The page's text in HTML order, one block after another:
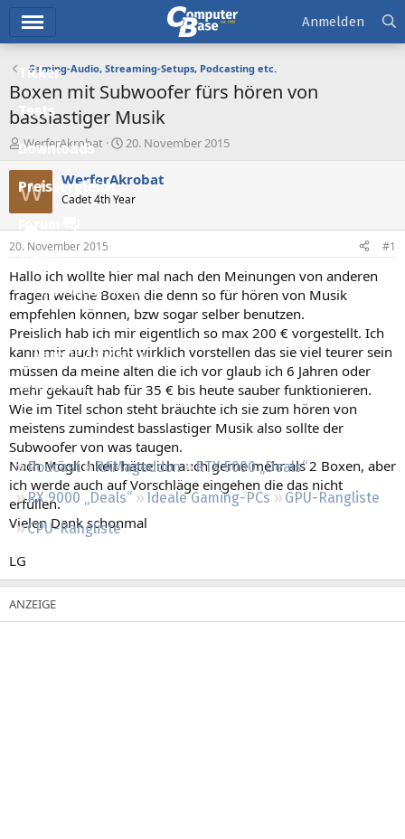
Ticker
Tests
Downloads
Preisvergleich
Forum
Aktuelles
Empfohlene Inhalte
Neue Beiträge
Neueste Aktivitäten
Leserartikel
Regeln
Podcast RAMageddon
RTX 5000 „Deals“
RX 9000 „Deals“
Ideale Gaming-PCs
GPU-Rangliste
CPU-Rangliste
Anmelden
Gaming-Audio, Streaming-Setups, Podcasting etc.
Boxen mit Subwoofer fürs hören von
basslastiger Musik
E
r
s
t
e
r
WerferAkrobat
E
s
e
t
a
20. November 2015
W WerferAkrobat
Cadet 4th Year
20. November 2015 #1
Hallo ich wollte hier mal nach den Meinungen von anderen
fragen welche Boxen die denn so für hören von Musik
empfehlen können, bzw sogar selber benutzen.
Preislich hab ich mir eigentlich so max 200 € vorgestellt. Ich
kann mir auch nicht wirklich vorstellen das sie viel teurer sein
müssen da meine alten die ich vor glaub ich 6 Jahren oder
mehr gekauft hab für 35 € bis heute sauber funktionieren.
Wie im Titel schon steht bräuchte ich sie zum hören von
meistens zumindest basslastiger Musik also sollte der
Subwoofer von was taugen.
Nach Möglichkeit hätte ich auch gerne mehr als 2 Boxen, aber
ich werde auch auf Vorschläge eingehen die das nicht
erfüllen.
Vielen Dank schonmal
LG